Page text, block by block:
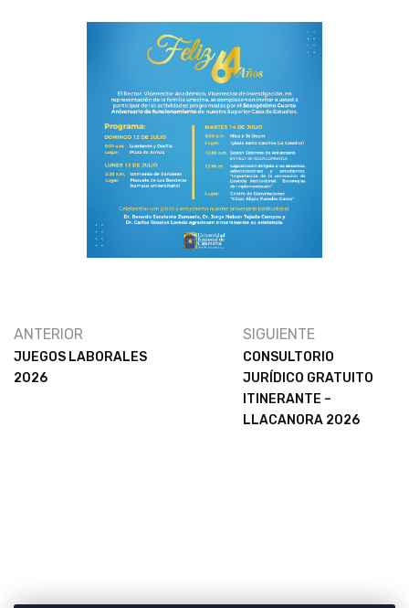
ANTERIOR
JUEGOS LABORALES
2026
SIGUIENTE
CONSULTORIO
JURÍDICO GRATUITO
ITINERANTE –
LLACANORA 2026